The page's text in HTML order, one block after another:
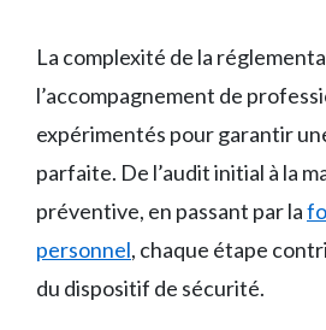
La complexité de la
l’accompagnement de
expérimentés pour garantir
parfaite. De l’audit initial à la
préventive, en passant par la
personnel, chaque étape
du dispositif de sécurité.